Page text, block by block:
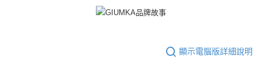
顯示電腦版詳細說明